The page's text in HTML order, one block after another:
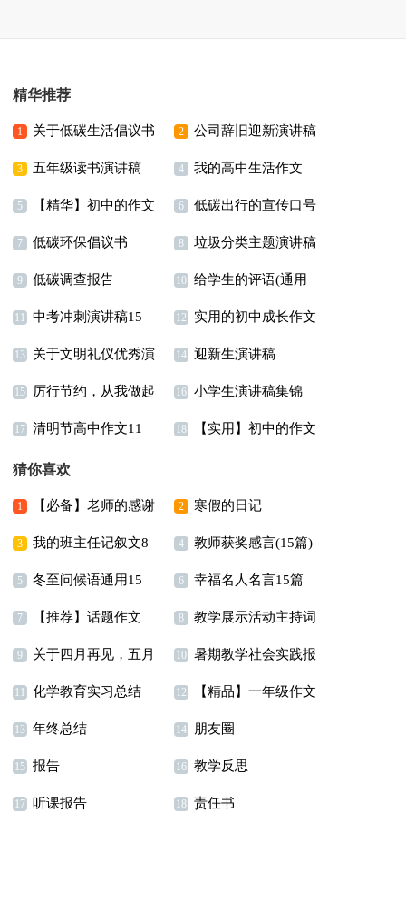
精华推荐
1 关于低碳生活倡议书 2 公司辞旧迎新演讲稿
3 五年级读书演讲稿 4 我的高中生活作文
(汇编15篇)
5 【精华】初中的作文
300字汇总六篇
6 低碳出行的宣传口号
7 低碳环保倡议书 8 垃圾分类主题演讲稿
15篇
9 低碳调查报告 10 给学生的评语(通用
15篇)
11 中考冲刺演讲稿15
篇
12 实用的初中成长作文
汇编8篇
13 关于文明礼仪优秀演
讲稿
14 迎新生演讲稿
15 厉行节约，从我做起
演讲稿
16 小学生演讲稿集锦
15篇
17 清明节高中作文11
篇
18 【实用】初中的作文
猜你喜欢
1 【必备】老师的感谢
信模板锦集9篇
2 寒假的日记
3 我的班主任记叙文8
篇
4 教师获奖感言(15篇)
5 冬至问候语通用15
篇
6 幸福名人名言15篇
7 【推荐】话题作文
300字汇总九篇
8 教学展示活动主持词
9 关于四月再见，五月
你好个性座右铭说说
（通用30句）
10 暑期教学社会实践报
告14篇
11 化学教育实习总结 12 【精品】一年级作文
集锦五篇
13 年终总结 14 朋友圈
15 报告 16 教学反思
17 听课报告 18 责任书